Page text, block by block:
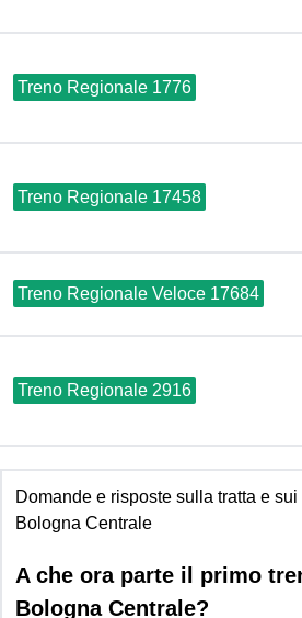
Treno Regionale 1776
Treno Regionale 17458
Treno Regionale Veloce 17684
Treno Regionale 2916
Domande e risposte sulla tratta e
Bologna Centrale
A che ora parte il primo
Bologna Centrale?